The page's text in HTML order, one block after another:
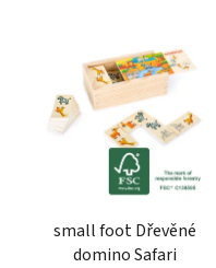
small foot Dřevěné
domino Safari